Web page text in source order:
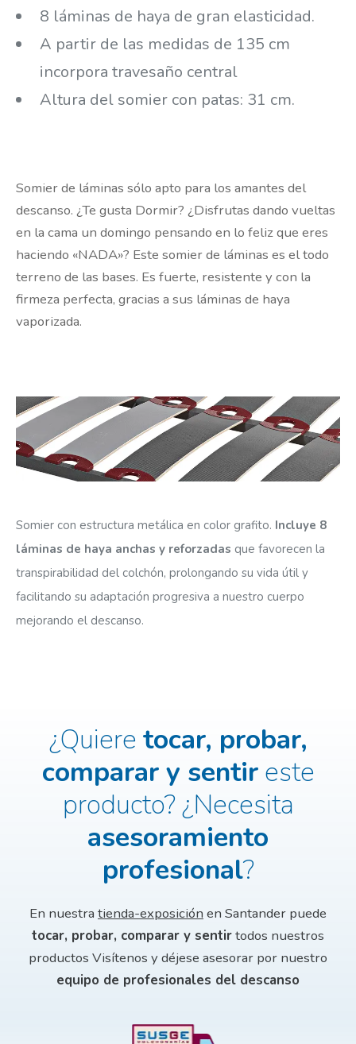
8 láminas de haya de gran elasticidad.
A partir de las medidas de 135 cm
incorpora travesaño central
Altura del somier con patas: 31 cm.
Somier de láminas sólo apto para los amantes del
descanso. ¿Te gusta Dormir? ¿Disfrutas dando vueltas
en la cama un domingo pensando en lo feliz que eres
haciendo «NADA»? Este somier de láminas es el todo
terreno de las bases. Es fuerte, resistente y con la
firmeza perfecta, gracias a sus láminas de haya
vaporizada.
Somier con estructura metálica en color grafito. Incluye 8
láminas de haya anchas y reforzadas que favorecen la
transpirabilidad del colchón, prolongando su vida útil y
facilitando su adaptación progresiva a nuestro cuerpo
mejorando el descanso.
¿Quiere tocar, probar,
comparar y sentireste
producto?¿Necesita
asesoramiento
profesional?
En nuestra tienda-exposición en Santander puede
tocar, probar, comparar y sentirtodos nuestros
productos Visítenos y déjese asesorar por nuestro
equipo de profesionales del descanso